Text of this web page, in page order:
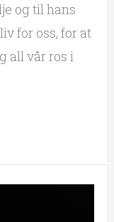
og til hans
for oss, for at
all vår ros i